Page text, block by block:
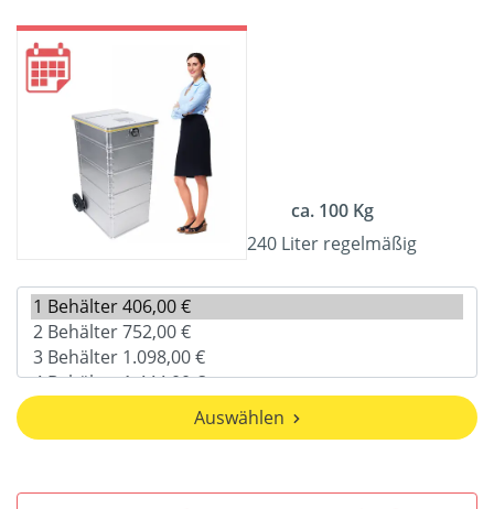
ca. 100 Kg
240 Liter regelmäßig
Auswählen